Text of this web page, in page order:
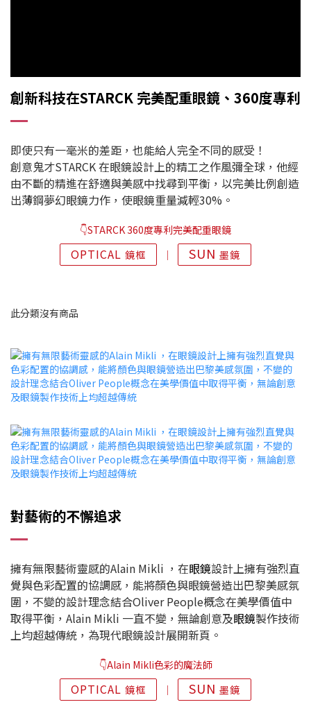
創新科技在STARCK 完美配重眼鏡、360度專利
即使只有一毫米的差距，也能給人完全不同的感受！
創意鬼才STARCK 在眼鏡設計上的精工之作風彌全球，他經
由不斷的精進在舒適與美感中找尋到平衡，以完美比例創造
出薄鋼夢幻眼鏡力作，使眼鏡重量減輕30%。
👇STARCK 360度專利完美配重眼鏡
OPTICAL 鏡框 │ SUN墨鏡
此分類沒有商品
對藝術的不懈追求
擁有無限藝術靈感的Alain Mikli ，在眼鏡設計上擁有強烈直
覺與色彩配置的協調感，能將顏色與眼鏡營造出巴黎美感氛
圍，不變的設計理念結合Oliver People概念在美學價值中
取得平衡，Alain Mikli 一直不變，無論創意及眼鏡製作技術
上均超越傳統，為現代眼鏡設計展開新頁。
👇Alain Mikli色彩的魔法師
OPTICAL 鏡框 │ SUN墨鏡